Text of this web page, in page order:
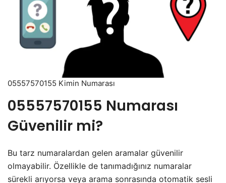
05557570155 Kimin Numarası
05557570155 Numarası
Güvenilir mi?
Bu tarz numaralardan gelen aramalar güvenilir
olmayabilir. Özellikle de tanımadığınız numaralar
sürekli arıyorsa veya arama sonrasında otomatik sesli